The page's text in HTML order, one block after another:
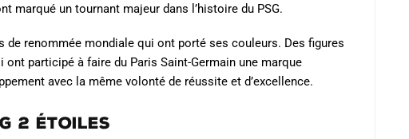
marqué un tournant majeur dans l’histoire du PSG.
de renommée mondiale qui ont porté ses couleurs. Des figures
participé à faire du Paris Saint-Germain une marque
avec la même volonté de réussite et d’excellence.
2 étoiles